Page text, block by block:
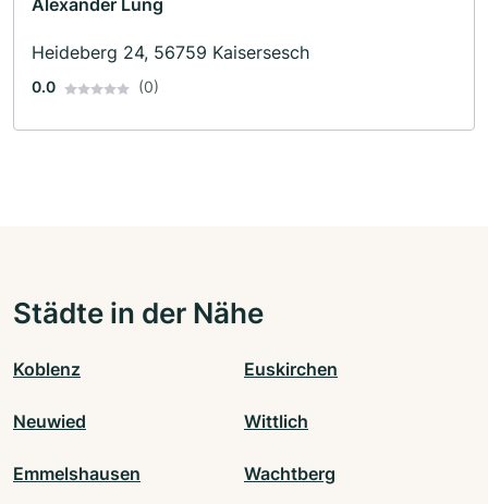
Alexander Lung
Heideberg 24, 56759 Kaisersesch
0.0 (0)
Städte in der Nähe
Koblenz Euskirchen
Neuwied Wittlich
Emmelshausen Wachtberg